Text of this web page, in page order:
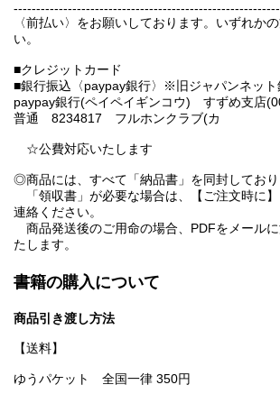
〈前払い〉をお願いしております。いずれか
い。
■クレジットカード
■銀行振込〈paypay銀行〉※旧ジャパンネット
paypay銀行(ペイペイギンコウ) すずめ支店
普通 8234817 フルホンクラブ(カ
☆公費対応いたします
◎商品には、すべて「納品書」を同封しており
「領収書」が必要な場合は、【ご注文時に
連絡ください。
商品発送後のご用命の場合、PDFをメール
たします。
書籍の購入について
商品引き渡し方法
【送料】
ゆうパケット 全国一律 350円